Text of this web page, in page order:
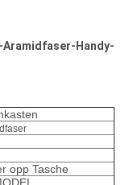
Handy-
opp Tasche